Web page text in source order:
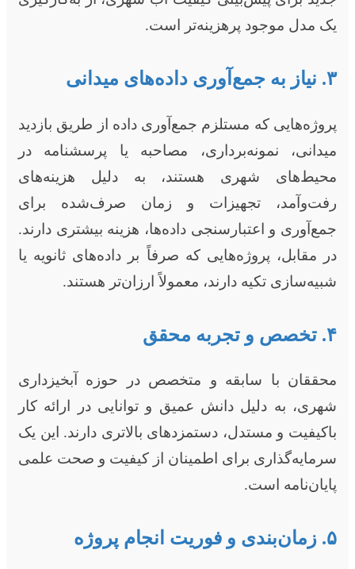
یک مدل موجود پرهزینه‌تر است.
۳. نیاز به جمع‌آوری داده‌های میدانی
پروژه‌هایی که مستلزم جمع‌آوری داده از طریق بازدید
میدانی، نمونه‌برداری، مصاحبه یا پرسشنامه در
محیط‌های شهری هستند، به دلیل هزینه‌های
رفت‌وآمد، تجهیزات و زمان صرف‌شده برای
جمع‌آوری و اعتبارسنجی داده‌ها، هزینه بیشتری دارند.
در مقابل، پروژه‌هایی که صرفاً بر داده‌های ثانویه یا
شبیه‌سازی تکیه دارند، معمولاً ارزان‌تر هستند.
۴. تخصص و تجربه محقق
محققان با سابقه و متخصص در حوزه آبخیزداری
شهری، به دلیل دانش عمیق و توانایی در ارائه کار
باکیفیت و مستدل، دستمزدهای بالاتری دارند. این یک
سرمایه‌گذاری برای اطمینان از کیفیت و صحت علمی
پایان‌نامه است.
۵. زمان‌بندی و فوریت انجام پروژه